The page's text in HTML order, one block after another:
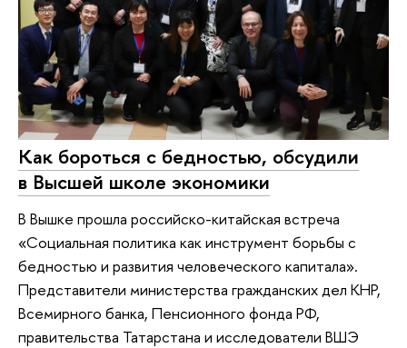
Как бороться с бедностью, обсудили
в Высшей школе экономики
В Вышке прошла российско-китайская встреча
«Социальная политика как инструмент борьбы с
бедностью и развития человеческого капитала».
Представители министерства гражданских дел КНР,
Всемирного банка, Пенсионного фонда РФ,
правительства Татарстана и исследователи ВШЭ